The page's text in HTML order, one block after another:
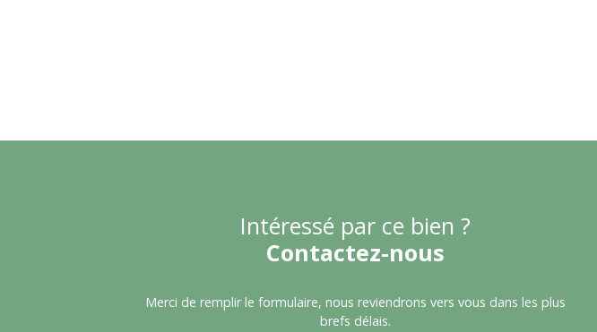
Intéressé par ce bien ?
Contactez-nous
Merci de remplir le formulaire, nous reviendrons vers vous dans les plus
brefs délais.